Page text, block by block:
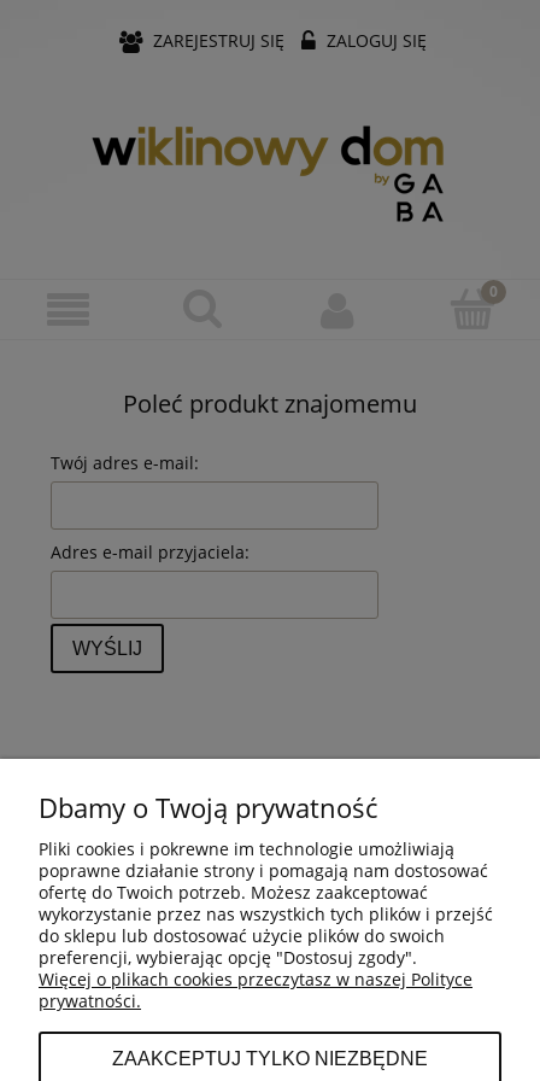
ZAREJESTRUJ SIĘ ZALOGUJ SIĘ
Poleć produkt znajomemu
Twój adres e-mail:
Adres e-mail przyjaciela:
WYŚLIJ
REGULAMIN
ZWROTY
REKLAMACJE
O FIRMIE
Dbamy o Twoją prywatność
Pliki cookies i pokrewne im technologie umożliwiają
poprawne działanie strony i pomagają nam dostosować
ofertę do Twoich potrzeb. Możesz zaakceptować
wykorzystanie przez nas wszystkich tych plików i przejść
do sklepu lub dostosować użycie plików do swoich
preferencji, wybierając opcję "Dostosuj zgody".
Więcej o plikach cookies przeczytasz w naszej Polityce
prywatności.
ZAAKCEPTUJ TYLKO NIEZBĘDNE